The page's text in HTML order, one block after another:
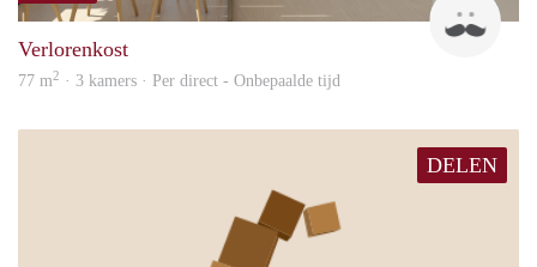
Verlorenkost
77 m2 · 3 kamers · Per direct - Onbepaalde tijd
DELEN